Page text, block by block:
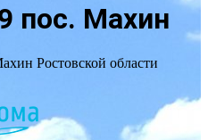
пос. Махин
Ростовской области